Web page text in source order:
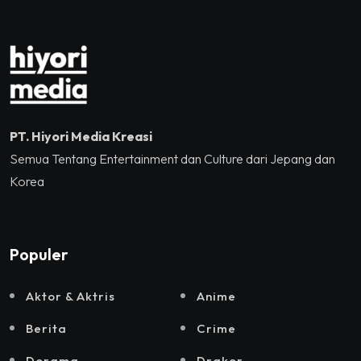
PT. Hiyori Media Kreasi
Semua Tentang Entertainment dan Culture dari Jepang dan
Korea
Populer
Aktor & Aktris Anime
Berita Crime